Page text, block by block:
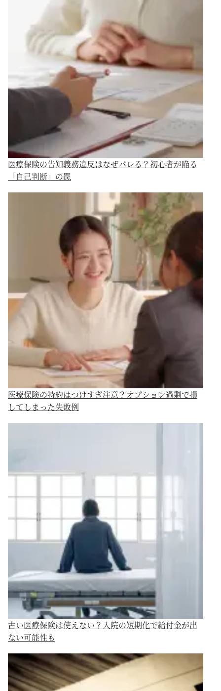
医療保険の告知義務違反はなぜバレる？初心者が陥る
「自己判断」の罠
医療保険の特約はつけすぎ注意？オプション過剰で損
してしまった失敗例
古い医療保険は使えない？入院の短期化で給付金が出
ない可能性も